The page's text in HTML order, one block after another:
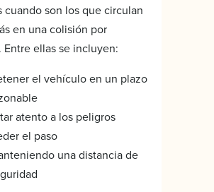
cuando son los que circulan
en una colisión por
Entre ellas se incluyen:
el vehículo en un plazo
atento a los peligros
el paso
una distancia de